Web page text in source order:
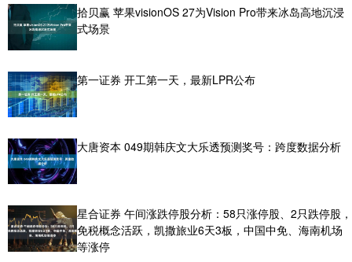
拾贝赢 苹果visionOS 27为Vision Pro带来冰岛高地沉浸
式场景
第一证券 开工第一天，最新LPR公布
大唐资本 049期韩庆文大乐透预测奖号：跨度数据分析
星合证券 午间涨跌停股分析：58只涨停股、2只跌停股，
免税概念活跃，凯撒旅业6天3板，中国中免、海南机场
等涨停